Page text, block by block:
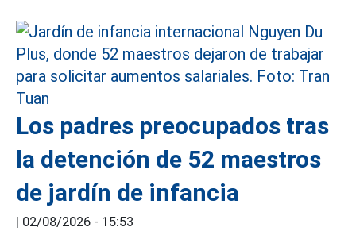
Los padres preocupados tras
la detención de 52 maestros
de jardín de infancia
| 02/08/2026 - 15:53